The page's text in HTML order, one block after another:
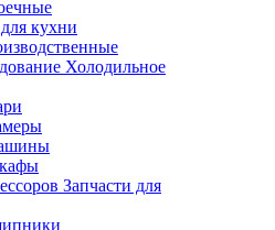
кухни
Холодильное
Запчасти для